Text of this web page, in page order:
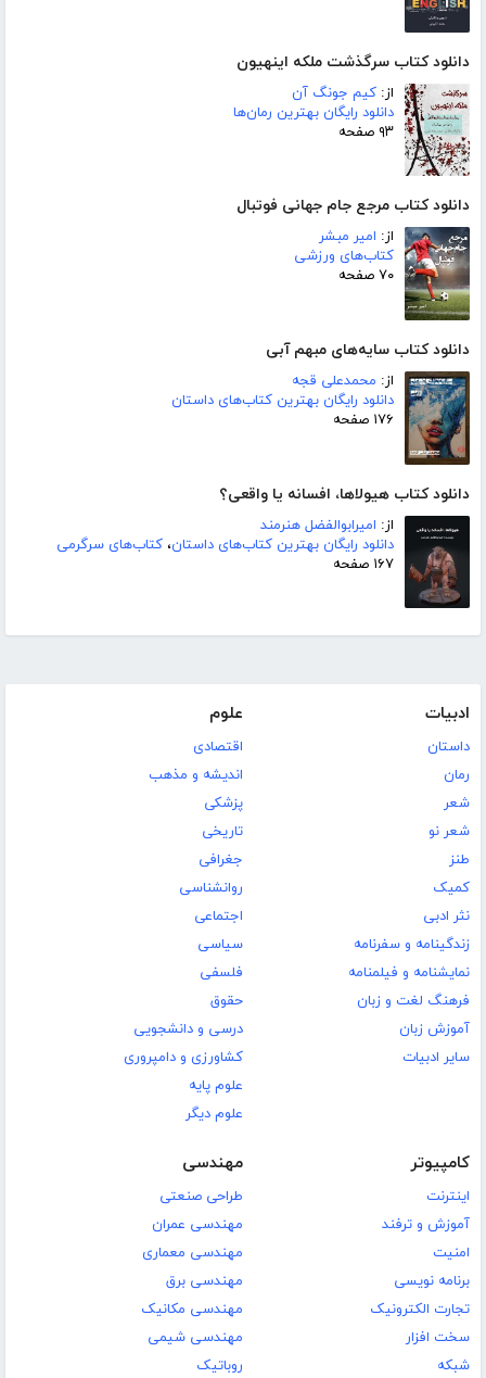
دانلود کتاب سرگذشت ملکه اینهیون
از: کیم جونگ آن
دانلود رایگان بهترین رمان‌ها
۹۳ صفحه
دانلود کتاب مرجع جام جهانی فوتبال
از: امیر مبشر
کتاب‌های ورزشی
۷۰ صفحه
دانلود کتاب سایه‌های مبهم آبی
از: محمدعلی قجه
دانلود رایگان بهترین کتاب‌های داستان
۱۷۶ صفحه
دانلود کتاب هیولاها، افسانه یا واقعی؟
از: امیرابوالفضل هنرمند
دانلود رایگان بهترین کتاب‌های داستان، کتاب‌های سرگرمی
۱۶۷ صفحه
ادبیات
داستان
رمان
شعر
شعر نو
طنز
کمیک
نثر ادبی
زندگینامه و سفرنامه
نمایشنامه و فیلمنامه
فرهنگ لغت و زبان
آموزش زبان
سایر ادبیات
علوم
اقتصادی
اندیشه و مذهب
پزشکی
تاریخی
جغرافی
روانشناسی
اجتماعی
سیاسی
فلسفی
حقوق
درسی و دانشجویی
کشاورزی و دامپروری
علوم پایه
علوم دیگر
کامپیوتر
اینترنت
آموزش و ترفند
امنیت
برنامه نویسی
تجارت الکترونیک
سخت افزار
شبکه
مهندسی
طراحی صنعتی
مهندسی عمران
مهندسی معماری
مهندسی برق
مهندسی مکانیک
مهندسی شیمی
روباتیک